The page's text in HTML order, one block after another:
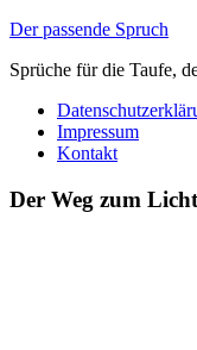
Zum
springen
Der passende Spruch
Sprüche für die Taufe,
Impressum
Kontakt
Der Weg zum Licht